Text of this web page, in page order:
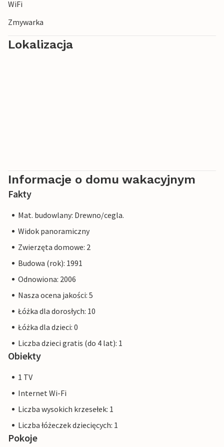
WiFi
Zmywarka
Lokalizacja
Informacje o domu wakacyjnym
Fakty
Mat. budowlany: Drewno/cegla.
Widok panoramiczny
Zwierzęta domowe: 2
Budowa (rok): 1991
Odnowiona: 2006
Nasza ocena jakości: 5
Łóżka dla dorosłych: 10
Łóżka dla dzieci: 0
Liczba dzieci gratis (do 4 lat): 1
Obiekty
1 TV
Internet Wi-Fi
Liczba wysokich krzesełek: 1
Liczba łóżeczek dziecięcych: 1
Pokoje